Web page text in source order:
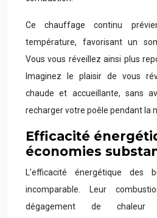
Ce chauffage continu
température, favorisant un
Vous vous réveillez ainsi plus
Imaginez le plaisir de vous
chaude et accueillante, sans
recharger votre poêle pendant la
Efficacité
économies
L’efficacité énergétique des
incomparable. Leur
dégagement de chaleur